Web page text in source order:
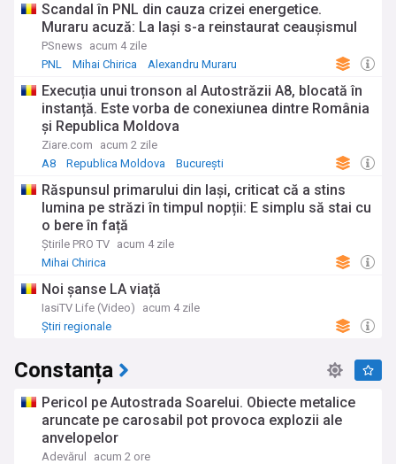
Scandal în PNL din cauza crizei energetice.
Muraru acuză: La Iași s-a reinstaurat ceaușismul
PSnews acum 4 zile
PNL
Mihai Chirica Alexandru Muraru
Execuția unui tronson al Autostrăzii A8, blocată în
instanță. Este vorba de conexiunea dintre România
și Republica Moldova
Ziare.com
acum 2 zile
A8
Republica Moldova București
Răspunsul primarului din Iași, criticat că a stins
lumina pe străzi în timpul nopții: E simplu să stai cu
o bere în față
Știrile PRO TV acum 4 zile
Mihai Chirica
Noi șanse LA viață
IasiTV Life (Video)
acum 4 zile
Știri regionale
Constanța
Pericol pe Autostrada Soarelui. Obiecte metalice
aruncate pe carosabil pot provoca explozii ale
anvelopelor
Adevărul
acum 2 ore